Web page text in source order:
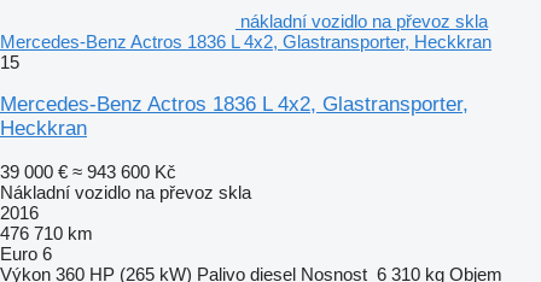
nákladní vozidlo na převoz skla
Mercedes-Benz Actros 1836 L 4x2, Glastransporter, Heckkran
15
Mercedes-Benz Actros 1836 L 4x2, Glastransporter,
Heckkran
39 000 € ≈ 943 600 Kč
Nákladní vozidlo na převoz skla
2016
476 710 km
Euro 6
Výkon 360 HP (265 kW) Palivo diesel Nosnost 6 310 kg Objem